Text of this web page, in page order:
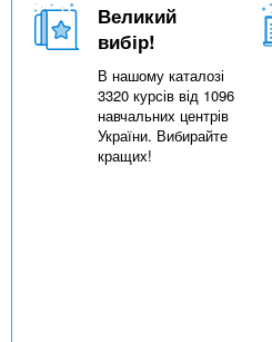
Великий
вибір!
В нашому каталозі
3320 курсів від 1096
навчальних центрів
України. Вибирайте
кращих!